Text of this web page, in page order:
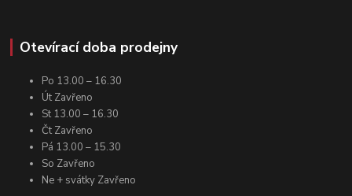
Otevírací doba prodejny
Po 13.00 – 16.30
Út Zavřeno
St 13.00 – 16.30
Čt Zavřeno
Pá 13.00 – 15.30
So Zavřeno
Ne + svátky Zavřeno